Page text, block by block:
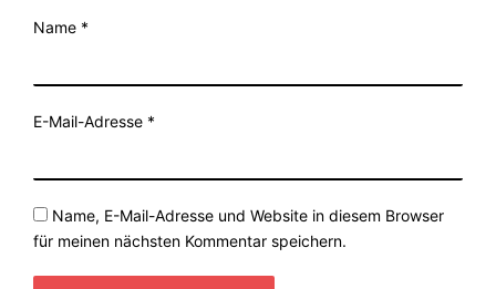
Name *
E-Mail-Adresse *
Name, E-Mail-Adresse und Website in diesem Browser
für meinen nächsten Kommentar speichern.